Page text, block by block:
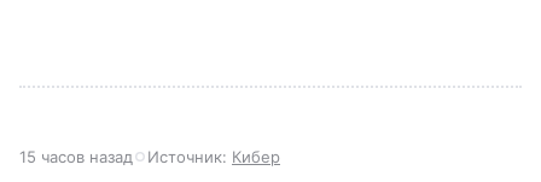
15 часов назад Источник: Кибер